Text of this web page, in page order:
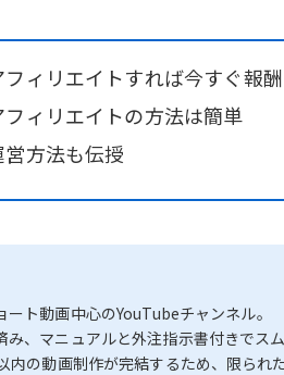
フィリエイトすれば今すぐ報
フィリエイトの方法は簡単
営方法も伝授
ト動画中心のYouTubeチャンネル。
、マニュアルと外注指示書付きでス
の動画制作が完結するため、限られ